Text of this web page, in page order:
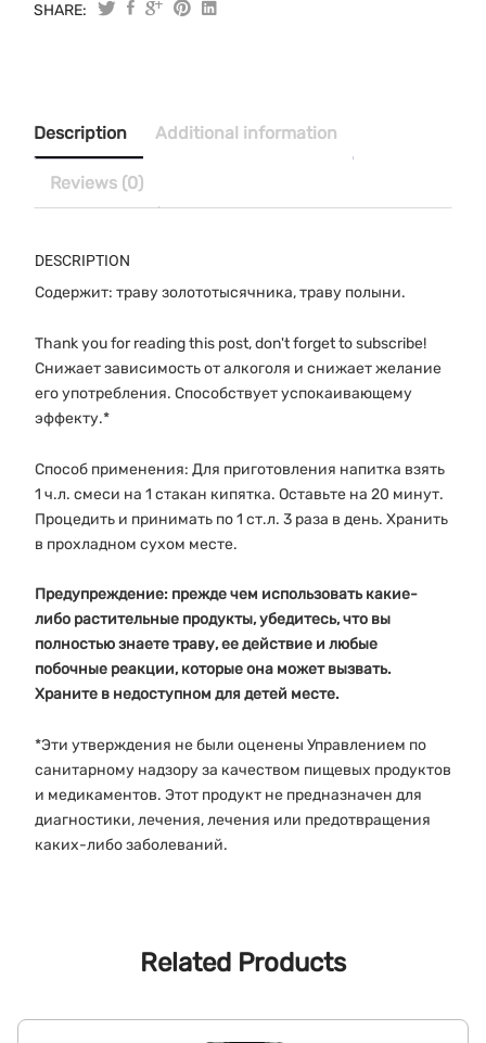
Salem
Botanicals
quantity
SHARE:
Description Additional information
Reviews (0)
DESCRIPTION
Содержит: траву золототысячника, траву полыни.
Thank you for reading this post, don't forget to subscribe!
Снижает зависимость от алкоголя и снижает желание
его употребления. Способствует успокаивающему
эффекту.*
Способ применения: Для приготовления напитка взять
1 ч.л. смеси на 1 стакан кипятка. Оставьте на 20 минут.
Процедить и принимать по 1 ст.л. 3 раза в день. Хранить
в прохладном сухом месте.
Предупреждение: прежде чем использовать какие-
либо растительные продукты, убедитесь, что вы
полностью знаете траву, ее действие и любые
побочные реакции, которые она может вызвать.
Храните в недоступном для детей месте.
*Эти утверждения не были оценены Управлением по
санитарному надзору за качеством пищевых продуктов
и медикаментов. Этот продукт не предназначен для
диагностики, лечения, лечения или предотвращения
каких-либо заболеваний.
Related Products